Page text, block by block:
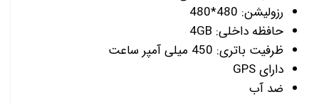
رزولیشن: 480*480
حافظه داخلی: 4GB
ظرفیت باتری: 450 میلی آمپر ساعت
دارای GPS
ضد آب